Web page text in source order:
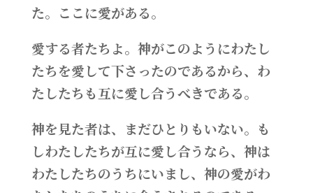
た。ここに愛がある。
愛する者たちよ。神がこのようにわたし
たちを愛して下さったのであるから、わ
たしたちも互に愛し合うべきである。
神を見た者は、まだひとりもいない。も
しわたしたちが互に愛し合うなら、神は
わたしたちのうちにいまし、神の愛がわ